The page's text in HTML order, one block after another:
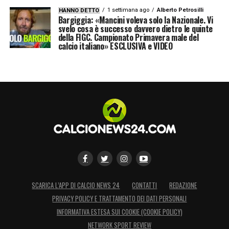
e consolida l’idea che la linea di continuità
tra legiovanili e la nazionale maggiorestia
dando risultati concreti, offrendo spunti
internazionali.
LA PLAYLIST DELLE NOSTRE TOP NEWS
HANNO DETTO 1 settimana ago Alberto Petrosilli
Bargiggia: «Mancini voleva solo la Nazionale. Vi
svelo cosa è successo davvero dietro le quinte
della FIGC. Campionato Primavera male del
calcio italiano» ESCLUSIVA e VIDEO
SCARICA L’APP DI CALCIO NEWS 24 CONTATTI
REDAZIONE
PRIVACY POLICY E TRATTAMENTO DEI DATI PERSONALI
INFORMATIVA ESTESA SUI COOKIE (COOKIE POLICY)
NETWORK SPORT REVIEW